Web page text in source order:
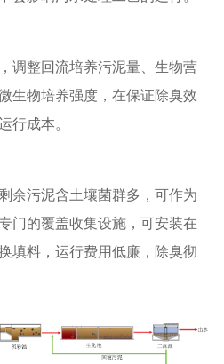
调整回流培养污泥量、生物营
生物培养强度，在保证除臭效
行成本。
余污泥含土壤菌群多，可作为
门的覆盖收集设施，可安装在
填料，运行费用低廉，除臭彻